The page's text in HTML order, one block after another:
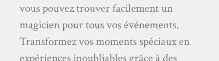
vous pouvez trouver facilement un
magicien pour tous vos événements.
Transformez vos moments spéciaux en
expériences inoubliables grâce à des